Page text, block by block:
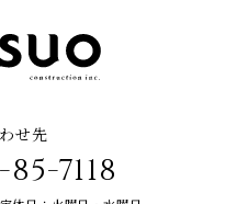
せ先
7118